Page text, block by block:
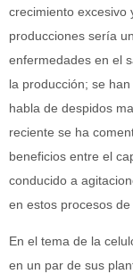
crecimiento excesivo
producciones sería
enfermedades en el
la producción; se
habla de despidos
reciente se ha
beneficios entre el
conducido a
en estos procesos
En el tema de la
en un par de sus